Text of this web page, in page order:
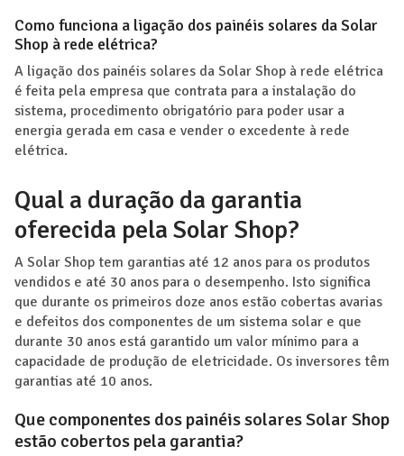
Como funciona a ligação dos painéis solares da Solar
Shop à rede elétrica?
A ligação dos painéis solares da Solar Shop à rede elétrica
é feita pela empresa que contrata para a instalação do
sistema, procedimento obrigatório para poder usar a
energia gerada em casa e vender o excedente à rede
elétrica.
Qual a duração da garantia
oferecida pela Solar Shop?
A Solar Shop tem garantias até 12 anos para os produtos
vendidos e até 30 anos para o desempenho. Isto significa
que durante os primeiros doze anos estão cobertas avarias
e defeitos dos componentes de um sistema solar e que
durante 30 anos está garantido um valor mínimo para a
capacidade de produção de eletricidade. Os inversores têm
garantias até 10 anos.
Que componentes dos painéis solares Solar Shop
estão cobertos pela garantia?